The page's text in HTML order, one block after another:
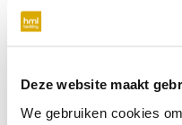
Deze website maakt
We gebruiken cookies
dubbel glas en
hoeft en de verwarming
de verwarming helemaal